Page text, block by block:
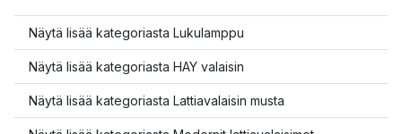
Näytä lisää kategoriasta Lukulamppu
Näytä lisää kategoriasta HAY valaisin
Näytä lisää kategoriasta Lattiavalaisin musta